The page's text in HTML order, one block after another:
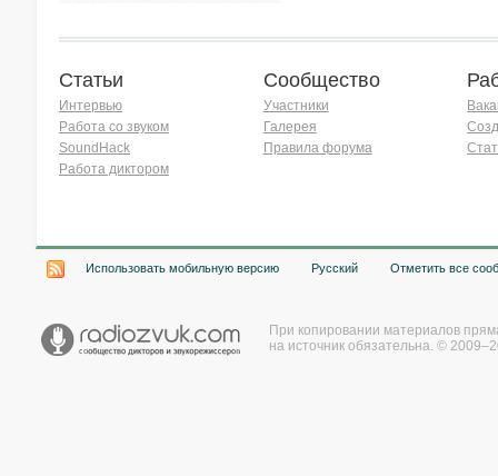
Статьи
Интервью
Работа со звуком
SoundHack
Работа диктором
Сообщество
Участники
Галерея
Правила форума
Использовать мобильную версию Русский Отметить все
При копировании материалов
на источник обязательна. ©